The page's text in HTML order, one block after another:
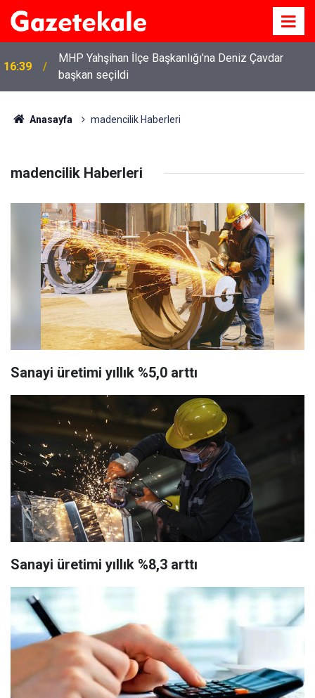
16:39
MHP Yahşihan İlçe Başkanlığı'na Deniz Çavdar
başkan seçildi
13:41
Kırıkkale yakınlarında doğanın büyüleyici güzelliği
Anasayfa madencilik Haberleri
madencilik Haberleri
Sanayi üretimi yıllık %5,0 arttı
Sanayi üretimi yıllık %8,3 arttı